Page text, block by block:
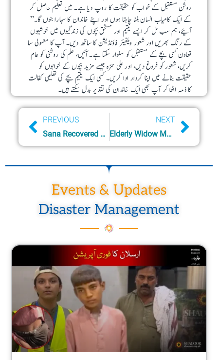
روشن مستقبل کے خواب کو حقیقت کا روپ دیا ہے۔ میں تعلیم حاصل کر
کے ایک کامیاب انسان بننا چاہتا ہوں اور اپنے خاندان کا سہارا بنوں گا۔”
آئیے، ہم سب مل کر ایسے یتیم اور مستحق بچوں کی زندگیوں میں خوشیوں
کے رنگ بھریں اور شعور ویلفیئر فاؤنڈیشن کا ساتھ دیں۔ آپ کا معمولی سا
تعاون کسی بچے کے مستقبل کو سنوار سکتا ہے۔ آئیں، علم کی روشنی کو عام
کریں، شعور کو فروغ دیں، اور علی حمزہ جیسے مزید بچوں کے خوابوں کو
حقیقت بنانے میں اپنا کردار ادا کریں۔ کسی ایک یتیم بچے کی تعلیمی کفالت
کا ذمہ اٹھا کر آپ بھی ایک خاندان کی تقدیر بدل سکتے ہیں۔
Prev
PREVIOUS
Sana Recovered From Psychological Distress
NEXT
Elderly Widow Mom – Mentally Challenged Son Next
Events & Updates
Disaster Management
PagePagePage Page